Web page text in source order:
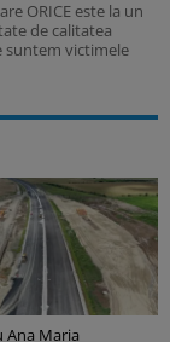
ORICE este la un
de calitatea
suntem victimele
⁠Ana Maria